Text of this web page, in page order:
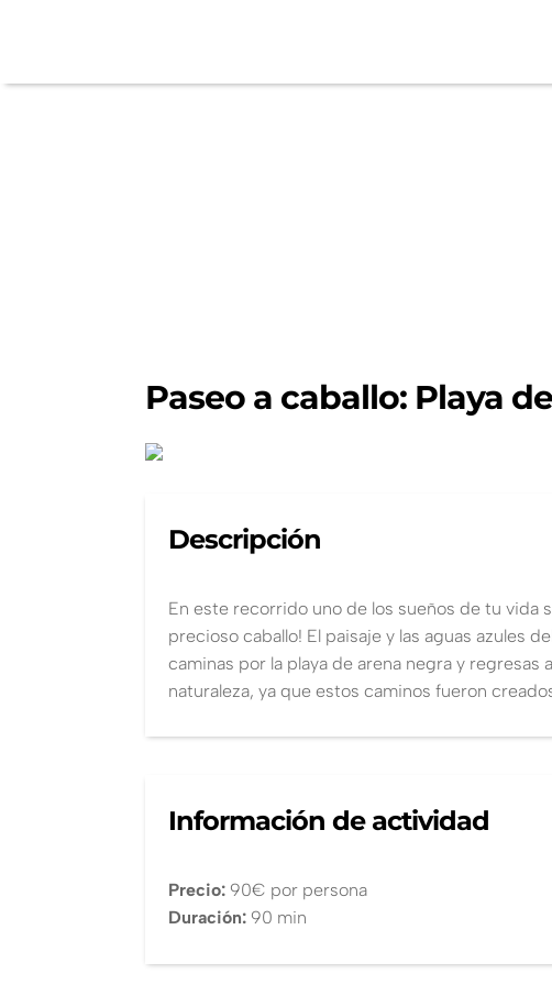
Paseo a caballo: Playa
Descripción
En este recorrido uno de los sueños de tu vida
precioso caballo! El paisaje y las aguas azules
caminas por la playa de arena negra y regresas
naturaleza, ya que estos caminos fueron
Información de actividad
Precio: 90€ por persona
Duración: 90 min